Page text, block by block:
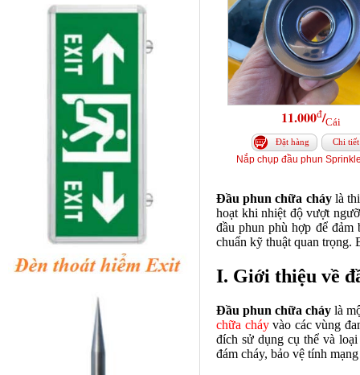
11.000đ/Cái
Đặt hàng Chi tiết
Nắp chụp đầu phun
Đầu phun chữa cháylà
hoạt khi nhiệt độ vượt
đầu phun phù hợp để
chuẩn kỹ thuật quan trọng.
I. Giới thiệu về
Đầu phun chữa cháy là
chữa cháyvào các vùng
đích sử dụng cụ thể và
đám cháy, bảo vệ tính